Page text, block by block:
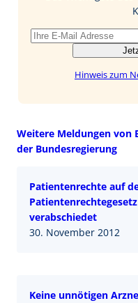
Hinweis zum
Weitere Meldungen von
der Bundesregierung
Patientenrechte auf
verabschiedet
30. November 2012
Keine unnötigen